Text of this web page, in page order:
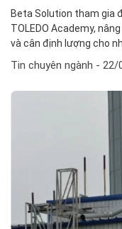
Beta Solution tham gia
TOLEDO Academy,
và cân định lượng cho
Tin chuyên ngành - 22/